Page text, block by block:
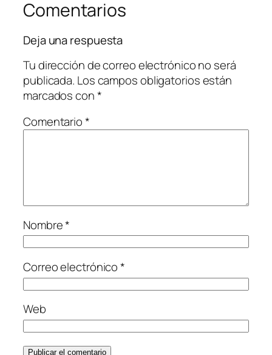
Comentarios
Deja una respuesta
Tu dirección de correo electrónico no será
publicada. Los campos obligatorios están
marcados con*
Comentario*
Nombre*
Correo electrónico*
Web